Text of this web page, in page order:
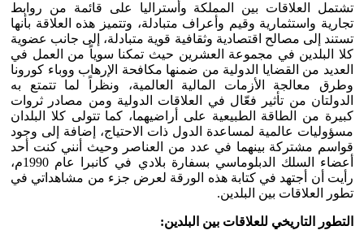
تشتمل العلاقات بين المملكة وأستراليا على قائمة من روابط
تجارية واستثمارية وقيم وأعراف متبادلة، وتتميز هذه العلاقة بأنها
تستند إلى مصالح اقتصادية وثقافية قوية متبادلة، إلى جانب عضوية
كلا البلدين في مجموعة العشرين حيث تمكنا سوياً من العمل في
العديد من القضايا الدولية من ضمنها مكافحة الإرهاب ووباء كورونا
وطرق معالجة الأزمات المالية العالمية، ونظراً لما تتمتع به
الدولتان من تأثير فعّال في العلاقات الدولية ومن مصادر ثروات
كبيرة من الطاقة الطبيعية على أراضيهما، كما تتولى كلا البلدان
مسؤوليات عالمية لمساعدة الدول ذات الاحتياج، إضافة إلى وجود
قواسم مشتركة بينهما في عدد من العناصر وحيث أنني كنت أحد
أعضاء السلك الدبلوماسي بسفارة بلادي في كانبرا عام 1990م،
رأيت أن أجتهد في كتابة هذه الورقة لعرض جزء من مشاهداتي في
تطور العلاقات بين البلدين.
التطور التاريخي للعلاقات بين البلدين: